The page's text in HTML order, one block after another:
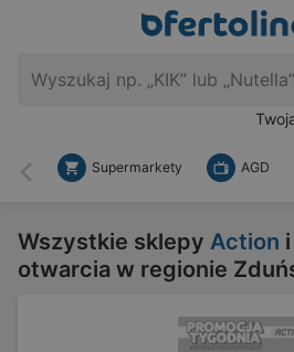
Wstecz
Supermarkety AGD
Wszystkie sklepy Action
otwarcia w regionie